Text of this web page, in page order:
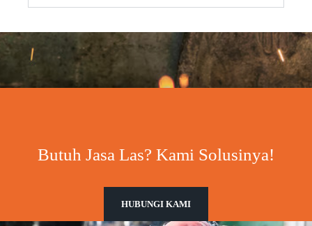
Butuh Jasa Las? Kami Solusinya!
HUBUNGI KAMI